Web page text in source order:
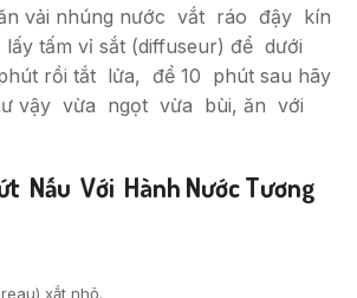
vải nhúng nước vắt ráo đậy kín
tấm vỉ sắt (diffuseur) để dưới
rồi tắt lửa, để 10 phút sau hãy
vậy vừa ngọt vừa bùi, ăn với
Nấu Với Hành Nước Tương
xắt nhỏ.